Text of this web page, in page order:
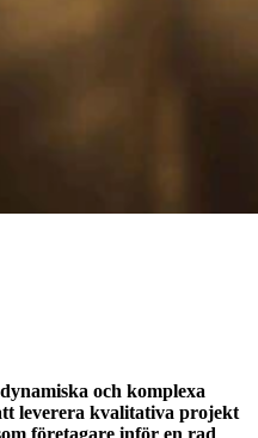
och komplexa
leverera kvalitativa projekt